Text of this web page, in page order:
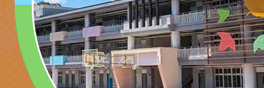
https://reurl.cc/
明會」
制度宣導活動
財團法人人本教育文
擬舉辦『教出會思考
孩-2026森林小學巡
桃園市八德區大成國
辦「桃園市115學年
有關本局製作本市「